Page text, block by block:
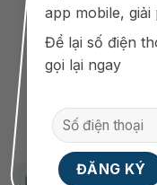
app mobile,
Để lại số điện
gọi lại ngay
Đẩy
tăng
Giữ
Quảng
Đối với